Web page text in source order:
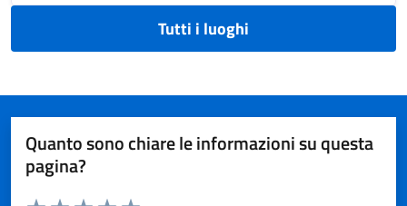
Tutti i luoghi
Quanto sono chiare le informazioni su questa
pagina?